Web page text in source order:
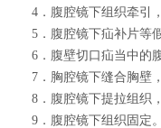
4．腹腔镜下组织牵引
5．腹腔镜下疝补片等
6．腹壁切口疝当中的
7．胸腔镜下缝合胸壁
8．腹腔镜下提拉组织
9．腹腔镜下组织固定